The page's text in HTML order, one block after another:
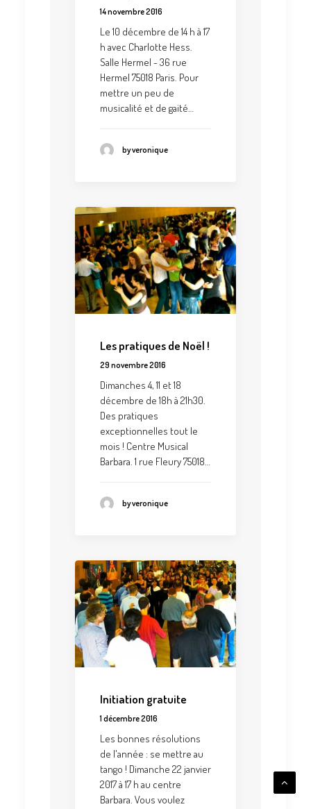
14 novembre 2016
Le 10 décembre de 14 h à 17
h avec Charlotte Hess.
Salle Hermel - 36 rue
Hermel 75018 Paris. Pour
mettre un peu de
musicalité et de gaité…
by veronique
Les pratiques de Noël !
29 novembre 2016
Dimanches 4, 11 et 18
décembre de 18h à 21h30.
Des pratiques
exceptionnelles tout le
mois ! Centre Musical
Barbara. 1 rue Fleury 75018…
by veronique
Initiation gratuite
1 décembre 2016
Les bonnes résolutions
de l'année : se mettre au
tango ! Dimanche 22 janvier
2017 à 17 h au centre
Barbara. Vous voulez